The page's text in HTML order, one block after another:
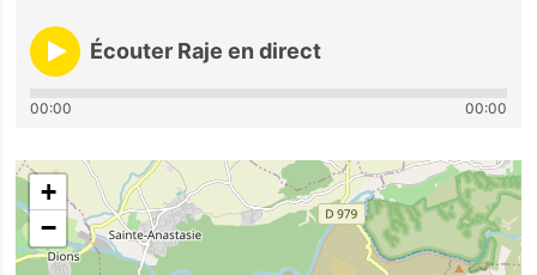
Écouter Raje en direct
00:00 00:00
+
−